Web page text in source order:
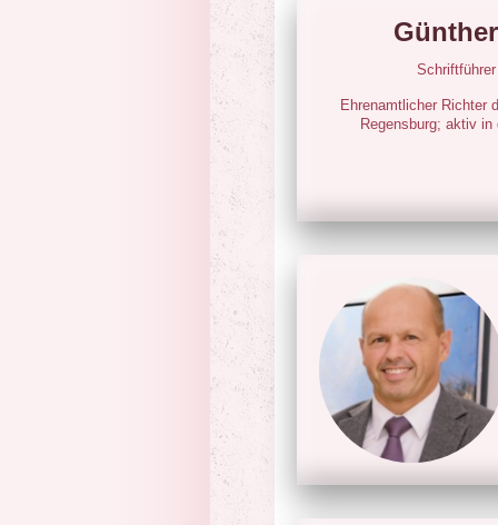
Ehrenamtlicher Richter
Regensburg; aktiv